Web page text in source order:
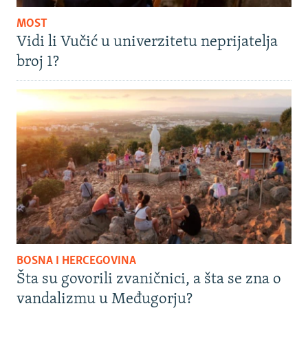
MOST
Vidi li Vučić u univerzitetu neprijatelja
broj 1?
BOSNA I HERCEGOVINA
Šta su govorili zvaničnici, a šta se zna o
vandalizmu u Međugorju?